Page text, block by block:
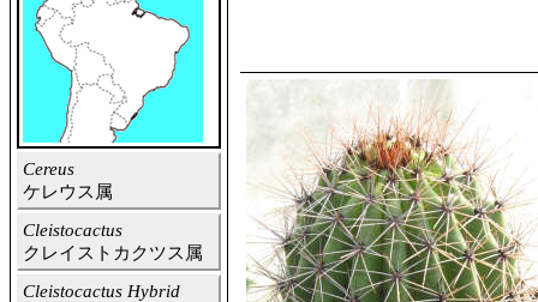
Cereus
ケレウス属
Cleistocactus
クレイストカクツス属
Cleistocactus Hybrid